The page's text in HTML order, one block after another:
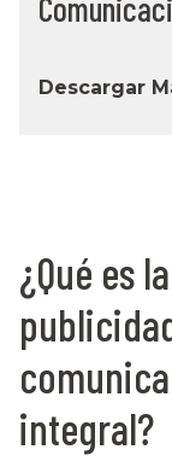
Descargar
¿Qué es la
integral?